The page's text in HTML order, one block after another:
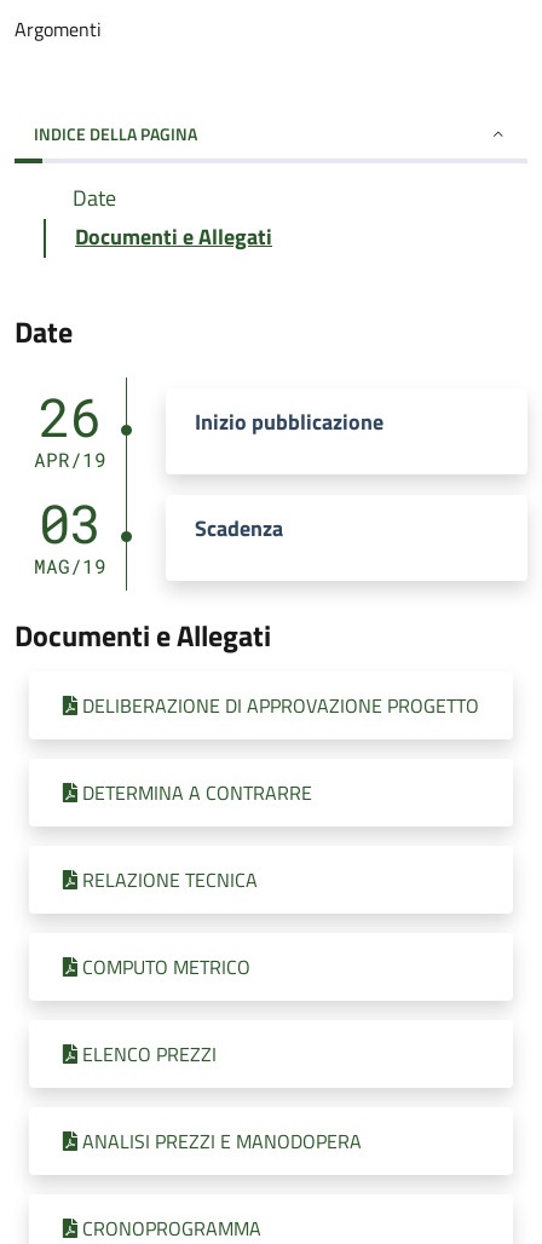
Argomenti
INDICE DELLA PAGINA
Date
Documenti e Allegati
Date
26
APR/19
Inizio pubblicazione
03
MAG/19
Scadenza
Documenti e Allegati
DELIBERAZIONE DI APPROVAZIONE PROGETTO
DETERMINA A CONTRARRE
RELAZIONE TECNICA
COMPUTO METRICO
ELENCO PREZZI
ANALISI PREZZI E MANODOPERA
CRONOPROGRAMMA